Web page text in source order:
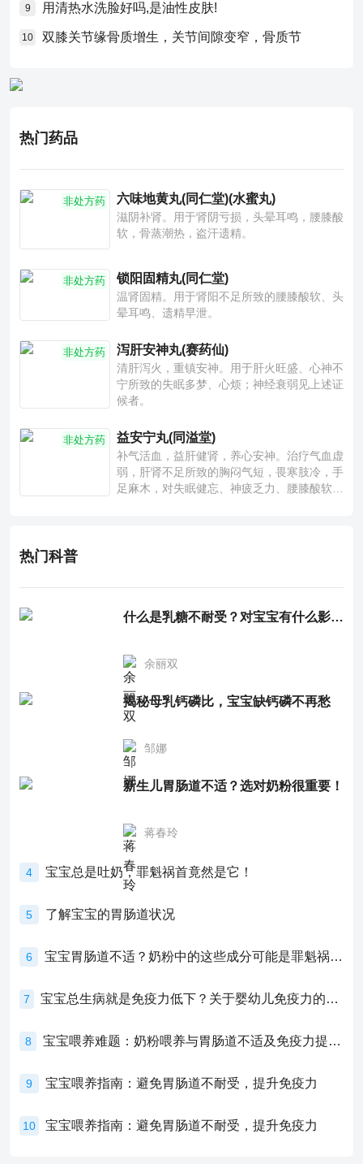
9 用清热水洗脸好吗,是油性皮肤!
10 双膝关节缘骨质增生，关节间隙变窄，骨质节
热门药品
非处方药 六味地黄丸(同仁堂)(水蜜丸)
滋阴补肾。用于肾阴亏损，头晕耳鸣，腰膝酸
软，骨蒸潮热，盗汗遗精。
非处方药 锁阳固精丸(同仁堂)
温肾固精。用于肾阳不足所致的腰膝酸软、头
晕耳鸣、遗精早泄。
非处方药 泻肝安神丸(赛药仙)
清肝泻火，重镇安神。用于肝火旺盛、心神不
宁所致的失眠多梦、心烦；神经衰弱见上述证
候者。
非处方药 益安宁丸(同溢堂)
补气活血，益肝健肾，养心安神。治疗气血虚
弱，肝肾不足所致的胸闷气短，畏寒肢冷，手
足麻木，对失眠健忘、神疲乏力、腰膝酸软也
热门科普
什么是乳糖不耐受？对宝宝有什么影响？
余丽双
揭秘母乳钙磷比，宝宝缺钙磷不再愁
邹娜
新生儿胃肠道不适？选对奶粉很重要！
蒋春玲
4 宝宝总是吐奶，罪魁祸首竟然是它！
5 了解宝宝的胃肠道状况
6 宝宝胃肠道不适？奶粉中的这些成分可能是罪魁祸首！
7 宝宝总生病就是免疫力低下？关于婴幼儿免疫力的真相，家长必须了解！
8 宝宝喂养难题：奶粉喂养与胃肠道不适及免疫力提升的奥秘
9 宝宝喂养指南：避免胃肠道不耐受，提升免疫力
10 宝宝喂养指南：避免胃肠道不耐受，提升免疫力